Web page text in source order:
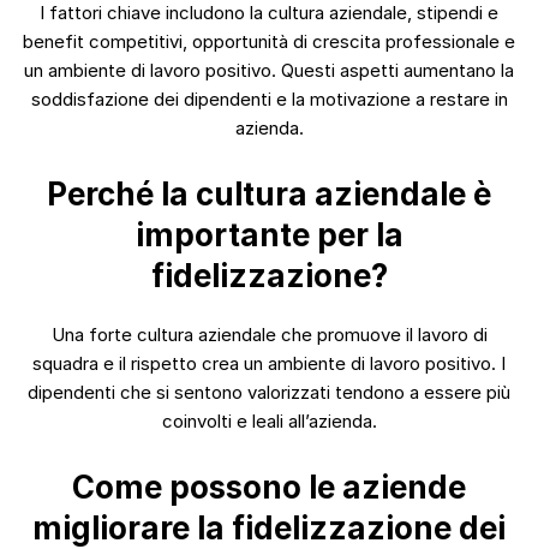
I fattori chiave includono la cultura aziendale, stipendi e
benefit competitivi, opportunità di crescita professionale e
un ambiente di lavoro positivo. Questi aspetti aumentano la
soddisfazione dei dipendenti e la motivazione a restare in
azienda.
Perché la cultura aziendale è
importante per la
fidelizzazione?
Una forte cultura aziendale che promuove il lavoro di
squadra e il rispetto crea un ambiente di lavoro positivo. I
dipendenti che si sentono valorizzati tendono a essere più
coinvolti e leali all’azienda.
Come possono le aziende
migliorare la fidelizzazione dei